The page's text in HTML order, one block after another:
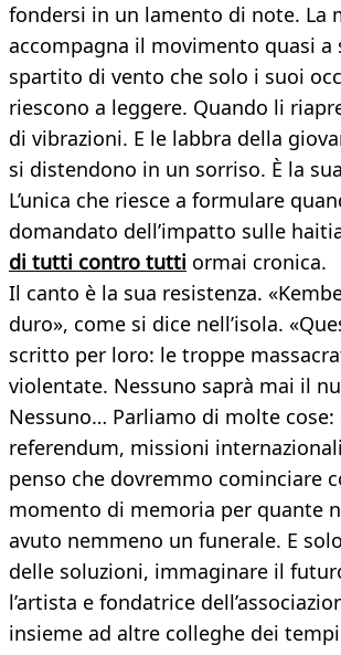
fondersi in un lamento di note. La
accompagna il movimento quasi a
spartito di vento che solo i suoi
riescono a leggere. Quando li
di vibrazioni. E le labbra della
si distendono in un sorriso. È la
L’unica che riesce a formulare
domandato dell’impatto sulle
di tutti contro tutti ormai cronica.
Il canto è la sua resistenza.
duro», come si dice nell’isola.
scritto per loro: le troppe
violentate. Nessuno saprà mai il
Nessuno… Parliamo di molte cose:
referendum, missioni
penso che dovremmo cominciare
momento di memoria per quante
avuto nemmeno un funerale. E
delle soluzioni, immaginare il
l’artista e fondatrice
insieme ad altre colleghe dei tempi